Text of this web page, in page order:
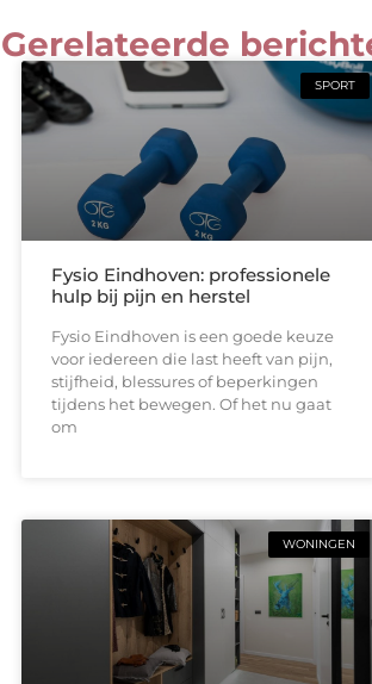
Gerelateerde
SPORT
Fysio Eindhoven: professionele
hulp bij pijn en herstel
Fysio Eindhoven is een goede keuze
voor iedereen die last heeft van pijn,
stijfheid, blessures of beperkingen
tijdens het bewegen. Of het nu gaat
om
WONINGEN